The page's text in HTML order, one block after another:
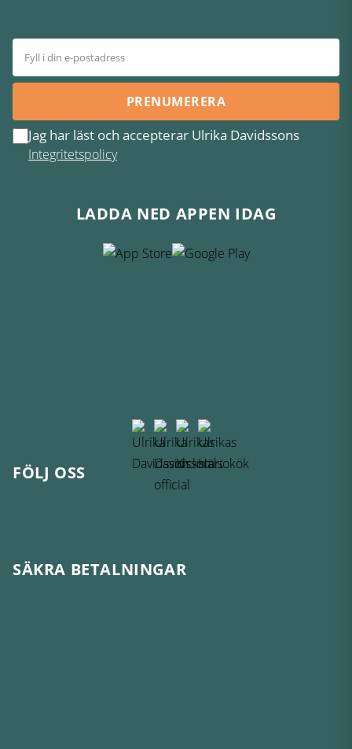
PRENUMERERA
Jag har läst och accepterar Ulrika Davidssons
Integritetspolicy
LADDA NED APPEN IDAG
FÖLJ OSS
SÄKRA BETALNINGAR